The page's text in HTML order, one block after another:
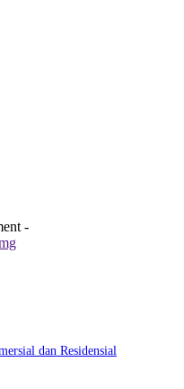
-
dan Residensial